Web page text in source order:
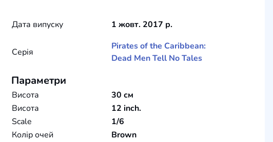
Дата випуску
1 жовт. 2017 р.
Серія
Pirates of the Caribbean:
Dead Men Tell No Tales
Параметри
Висота
30 см
Висота
12 inch.
Scale
1/6
Колір очей
Brown